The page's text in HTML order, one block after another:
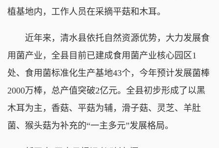
植基地内，工作人员在采摘平菇和木耳。
近年来，清水县依托自然资源优势，大力发展食
用菌产业，全县目前已建成食用菌产业核心园区1
处、食用菌标准化生产基地43个，今年预计发展菌棒
2000万棒，总产值突破2亿元。全县初步形成了以黑
木耳为主，香菇、平菇为辅，滑子菇、灵芝、羊肚
菌、猴头菇为补充的“一主多元”发展格局。